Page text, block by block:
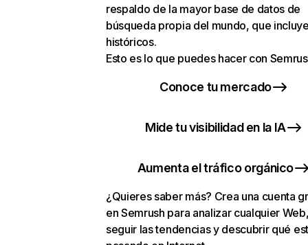
respaldo de la mayor base de datos de
búsqueda propia del mundo, que
históricos.
Esto es lo que puedes hacer con
Conoce tu mercado
Mide tu visibilidad en la IA
Aumenta el tráfico orgánico
¿Quieres saber más? Crea una cuenta
en Semrush para analizar cualquier
seguir las tendencias y descubrir qué